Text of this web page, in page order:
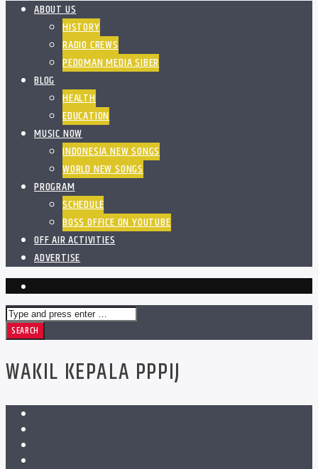
ABOUT US
HISTORY
RADIO CREWS
PEDOMAN MEDIA SIBER
BLOG
HEALTH
EDUCATION
MUSIC NOW
INDONESIA NEW SONGS
WORLD NEW SONGS
PROGRAM
SCHEDULE
BOSS OFFICE ON YOUTUBE
OFF AIR ACTIVITIES
ADVERTISE
WAKIL KEPALA PPPIJ